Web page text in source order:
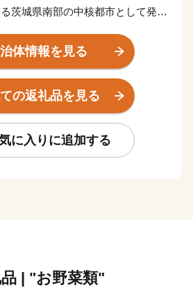
茨城県南部の中核都市として発展
の一つでもあり、花火師が日本一
浦全国花火競技大会」や国内屈指
ました「かすみがうらマラソン兼
ル」など特色あるイベントが多数
賑わいます。
体情報を見る
の返礼品を見る
に入りに追加する
| "お野菜類"